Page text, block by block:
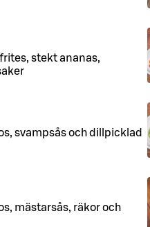
stekt ananas,
svampsås och dillpicklad
mästarsås, räkor och